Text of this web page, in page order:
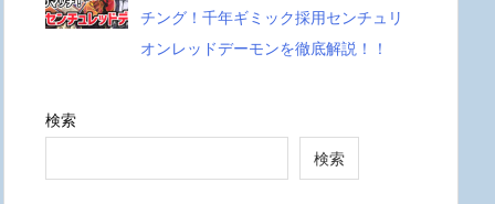
チング！千年ギミック採用センチュリ
オンレッドデーモンを徹底解説！！
検索
検索